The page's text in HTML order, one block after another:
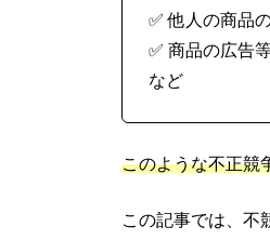
✅ 他人の商品
✅ 商品の広告
など
このような不正競
この記事では、不